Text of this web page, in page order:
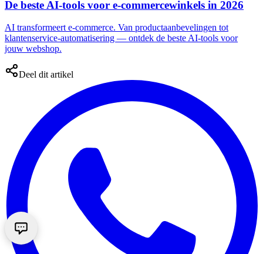
De beste AI-tools voor e-commercewinkels in 2026
AI transformeert e-commerce. Van productaanbevelingen tot
klantenservice-automatisering — ontdek de beste AI-tools voor
jouw webshop.
Deel dit artikel